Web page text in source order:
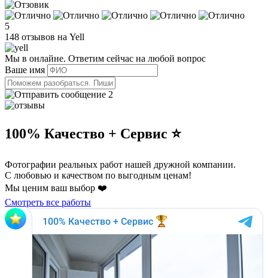
5
148 отзывов на Yell
Мы в онлайне. Ответим сейчас на любой вопрос
Ваше имя
2
100% Качество + Сервис ⭐️
Фотографии реальных работ нашей дружной компании.
С любовью и качеством по выгодным ценам!
Мы ценим ваш выбор ❤️
Смотреть все работы